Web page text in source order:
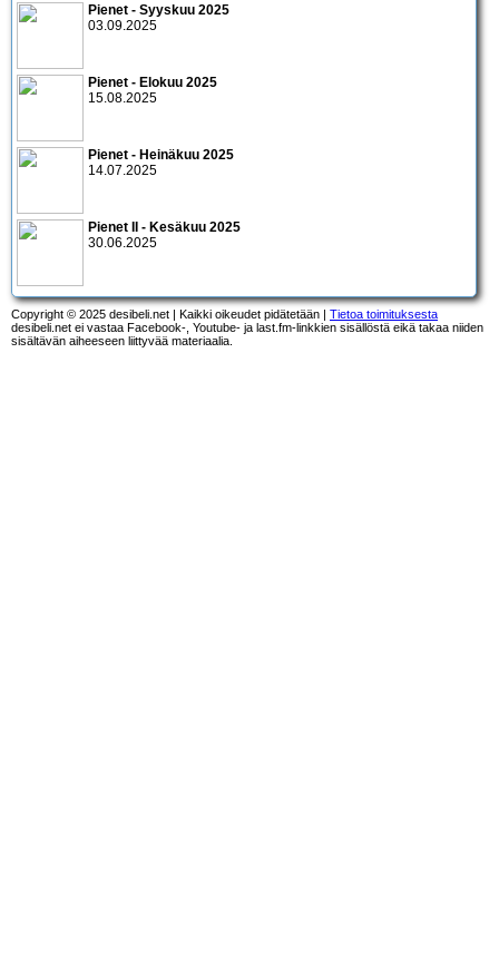
Pienet - Syyskuu 2025
03.09.2025
Pienet - Elokuu 2025
15.08.2025
Pienet - Heinäkuu 2025
14.07.2025
Pienet II - Kesäkuu 2025
30.06.2025
Copyright © 2025 desibeli.net | Kaikki oikeudet pidätetään | Tietoa toimituksesta
desibeli.net ei vastaa Facebook-, Youtube- ja last.fm-linkkien sisällöstä eikä takaa niiden
sisältävän aiheeseen liittyvää materiaalia.